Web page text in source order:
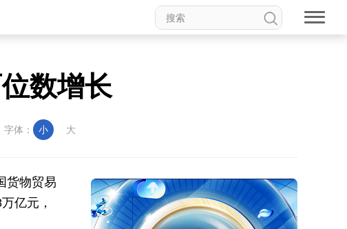
数增长
字体： 小 大
货物贸易
亿元，